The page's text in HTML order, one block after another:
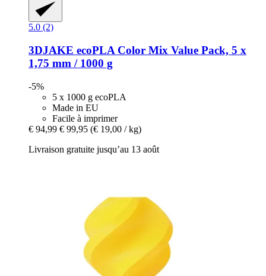
5.0 (2)
3DJAKE ecoPLA Color Mix Value Pack, 5 x
1,75 mm / 1000 g
-5%
5 x 1000 g ecoPLA
Made in EU
Facile à imprimer
€ 94,99 € 99,95 (€ 19,00 / kg)
Livraison gratuite jusqu’au 13 août